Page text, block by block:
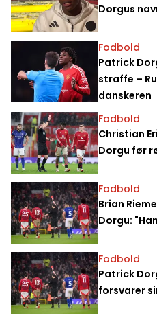
Dorgus
Fodbold
Patrick
straffe –
danskeren
Fodbold
Christian
Dorgu før
Fodbold
Brian
Dorgu:
Fodbold
Patrick
forsvarer